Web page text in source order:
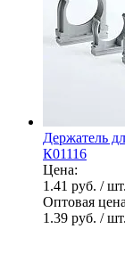
Держатель
К01116
Цена:
1.41 руб. / шт.
Оптовая
1.39 руб. / шт.